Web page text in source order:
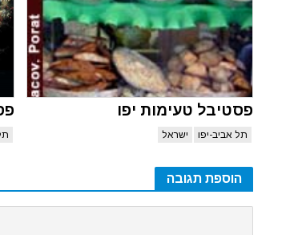
פסטיבל טעימות יפו
תל אביב-יפו ישראל
הוספת תגובה